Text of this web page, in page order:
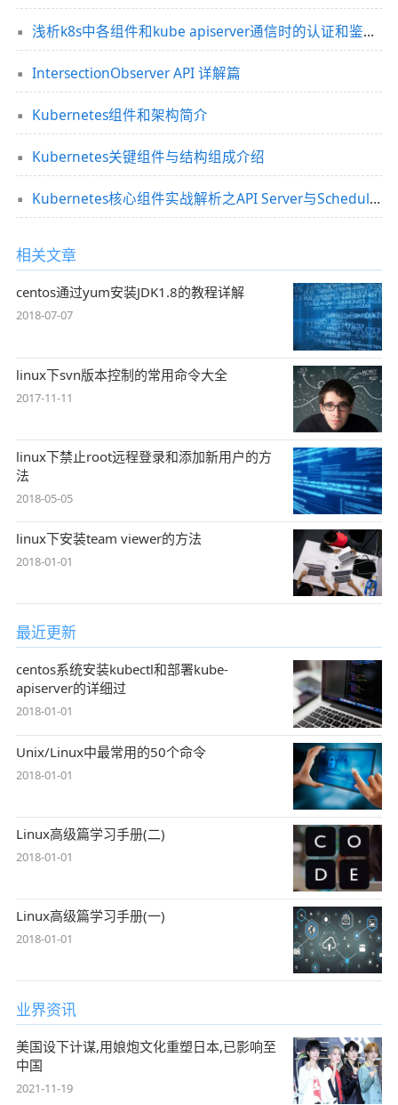
浅析k8s中各组件和kube apiserver通信时的认证和鉴权问题
IntersectionObserver API 详解篇
Kubernetes组件和架构简介
Kubernetes关键组件与结构组成介绍
Kubernetes核心组件实战解析之API Server与Scheduler的生产级应用指南
相关文章
centos通过yum安装JDK1.8的教程详解
2018-07-07
linux下svn版本控制的常用命令大全
2017-11-11
linux下禁止root远程登录和添加新用户的方
法
2018-05-05
linux下安装team viewer的方法
2018-01-01
最近更新
centos系统安装kubectl和部署kube-
apiserver的详细过
2018-01-01
Unix/Linux中最常用的50个命令
2018-01-01
Linux高级篇学习手册(二)
2018-01-01
Linux高级篇学习手册(一)
2018-01-01
业界资讯
美国设下计谋,用娘炮文化重塑日本,已影响至
中国
2021-11-19